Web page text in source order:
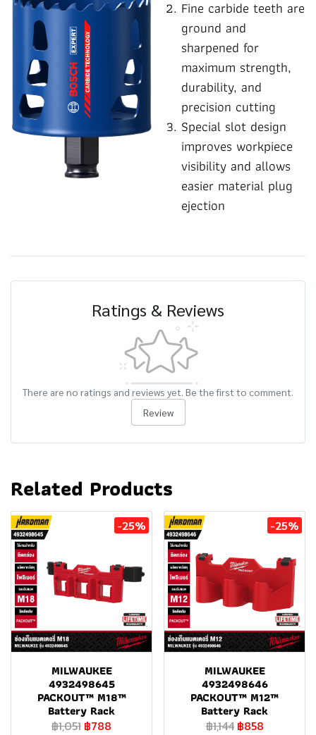
Fine carbide teeth are
ground and
sharpened for
maximum strength,
durability, and
precision cutting
Special slot design
improves workpiece
visibility and allows
easier material plug
ejection
Ratings & Reviews
There are no ratings and reviews yet. Be the first to comment.
Review
Related Products
-25%
MILWAUKEE
4932498645
PACKOUT™ M18™
Battery Rack
฿1,051 ฿788
-25%
MILWAUKEE
4932498646
PACKOUT™ M12™
Battery Rack
฿1,144 ฿858